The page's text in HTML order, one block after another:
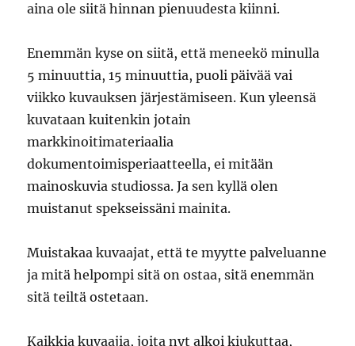
aina ole siitä hinnan pienuudesta kiinni.
Enemmän kyse on siitä, että meneekö minulla
5 minuuttia, 15 minuuttia, puoli päivää vai
viikko kuvauksen järjestämiseen. Kun yleensä
kuvataan kuitenkin jotain
markkinoitimateriaalia
dokumentoimisperiaatteella, ei mitään
mainoskuvia studiossa. Ja sen kyllä olen
muistanut spekseissäni mainita.
Muistakaa kuvaajat, että te myytte palveluanne
ja mitä helpompi sitä on ostaa, sitä enemmän
sitä teiltä ostetaan.
Kaikkia kuvaajia, joita nyt alkoi kiukuttaa,